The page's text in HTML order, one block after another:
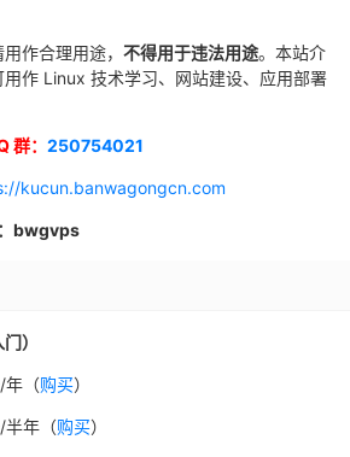
作合理用途， 不得用于违法用途。本站介
作 Linux 技术学习、网站建设、应用部署
群： 250754021
kucun.banwagongcn.com
bwgvps
）
年（购买）
年（购买）